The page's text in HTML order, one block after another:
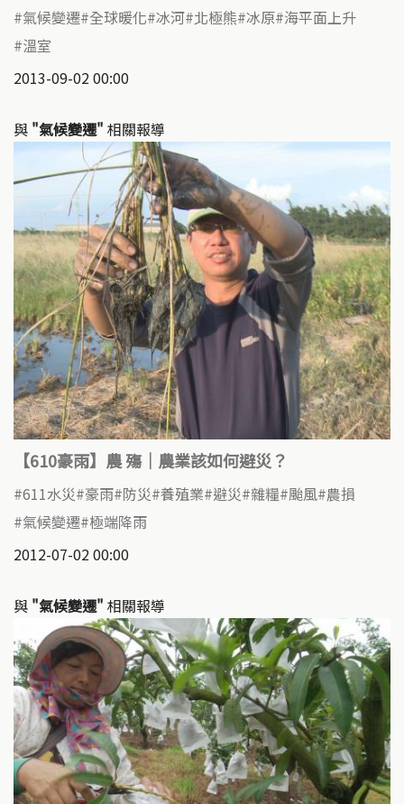
氣候變遷 全球暖化 冰河 北極熊 冰原 海平面上升
溫室
2013-09-02 00:00
與 "氣候變遷" 相關報導
【610豪雨】農 殤｜農業該如何避災？
611水災 豪雨 防災 養殖業 避災 雜糧 颱風 農損
氣候變遷 極端降雨
2012-07-02 00:00
與 "氣候變遷" 相關報導